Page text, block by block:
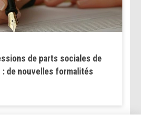
de parts sociales de
de nouvelles formalités